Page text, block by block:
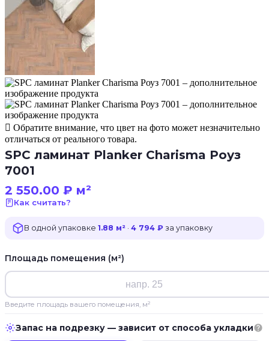
Обратите внимание, что цвет на фото может незначительно
отличаться от реального товара.
SPC ламинат Planker Charisma Роуз
7001
2 550.00 ₽ м²
Как считать?
В одной упаковке 1.88 м² · 4 794 ₽ за упаковку
Площадь помещения (м²)
Введите площадь вашего помещения, м²
Запас на подрезку — зависит от способа укладки